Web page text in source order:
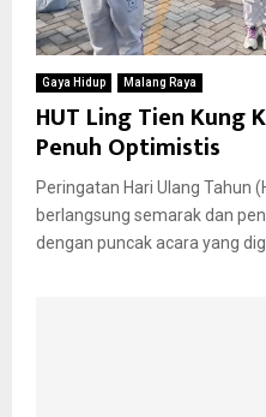
Gaya Hidup Malang Raya
HUT Ling Tien Kung
Penuh Optimistis
Peringatan Hari Ulang Tahun
berlangsung semarak dan
dengan puncak acara yang